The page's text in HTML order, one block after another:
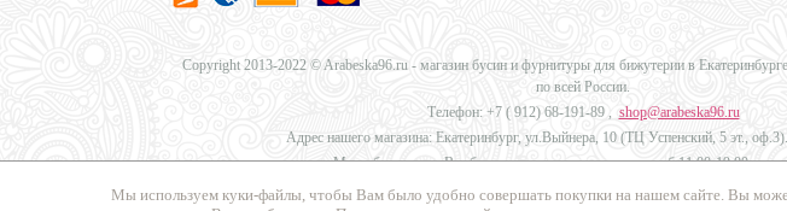
Мы используем куки-файлы, чтобы Вам было удобно совершать покупки на нашем сайте. Вы
Copyright 2013-2022 © Arabeska96.ru - магазин бусин и фурнитуры для бижутерии в
по всей России.
Телефон: +7 ( 912) 68-191-89, shop@arabeska96.ru
Адрес нашего магазина: Екатеринбург, ул.Выйнера, 10 (ТЦ Успенский, 5 эт., оф.3).
Мы работаем для Вас без перерывов и выходных: пн-сб 11:00-19:00, вс